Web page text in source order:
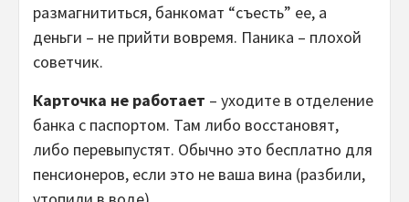
размагнититься, банкомат “съесть” ее, а
деньги – не прийти вовремя. Паника – плохой
советчик.
Карточка не работает – уходите в отделение
банка с паспортом. Там либо восстановят,
либо перевыпустят. Обычно это бесплатно для
пенсионеров, если это не ваша вина (разбили,